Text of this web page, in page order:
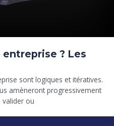
? Les
sont logiques et itératives.
amèneront progressivement
valider ou